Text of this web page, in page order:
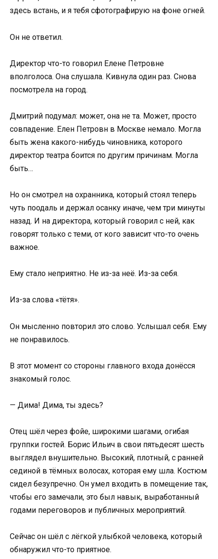
здесь встань, и я тебя сфотографирую на фоне огней.
Он не ответил.
Директор что-то говорил Елене Петровне
вполголоса. Она слушала. Кивнула один раз. Снова
посмотрела на город.
Дмитрий подумал: может, она не та. Может, просто
совпадение. Елен Петровн в Москве немало. Могла
быть жена какого-нибудь чиновника, которого
директор театра боится по другим причинам. Могла
быть…
Но он смотрел на охранника, который стоял теперь
чуть поодаль и держал осанку иначе, чем три минуты
назад. И на директора, который говорил с ней, как
говорят только с теми, от кого зависит что-то очень
важное.
Ему стало неприятно. Не из-за неё. Из-за себя.
Из-за слова «тётя».
Он мысленно повторил это слово. Услышал себя. Ему
не понравилось.
В этот момент со стороны главного входа донёсся
знакомый голос.
— Дима! Дима, ты здесь?
Отец шёл через фойе, широкими шагами, огибая
группки гостей. Борис Ильич в свои пятьдесят шесть
выглядел внушительно. Высокий, плотный, с ранней
сединой в тёмных волосах, которая ему шла. Костюм
сидел безупречно. Он умел входить в помещение так,
чтобы его замечали, это был навык, выработанный
годами переговоров и публичных мероприятий.
Сейчас он шёл с лёгкой улыбкой человека, который
обнаружил что-то приятное.